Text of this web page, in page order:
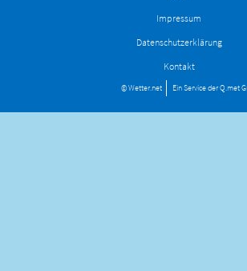
Impressum
Datenschutzerklärung
Kontakt
© Wetter.net Ein Service derQ.met